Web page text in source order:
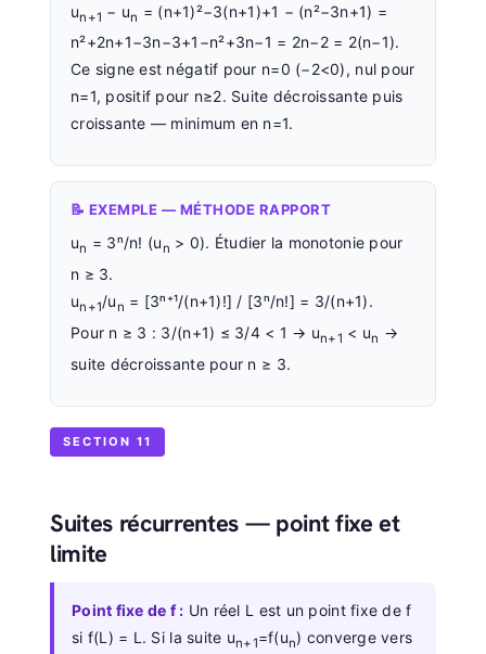
un+1 − un = (n+1)²−3(n+1)+1 − (n²−3n+1) =
n²+2n+1−3n−3+1−n²+3n−1 = 2n−2 = 2(n−1).
Ce signe est négatif pour n=0 (−2<0), nul pour
n=1, positif pour n≥2. Suite décroissante puis
croissante — minimum en n=1.
📝 EXEMPLE — MÉTHODE RAPPORT
un = 3ⁿ/n! (un > 0). Étudier la monotonie pour
n ≥ 3.
un+1/un = [3ⁿ⁺¹/(n+1)!] / [3ⁿ/n!] = 3/(n+1).
Pour n ≥ 3 : 3/(n+1) ≤ 3/4 < 1 → un+1 < un →
suite décroissante pour n ≥ 3.
SECTION 11
Suites récurrentes — point fixe et
limite
Point fixe de f : Un réel L est un point fixe de f
si f(L) = L. Si la suite un+1=f(un) converge vers